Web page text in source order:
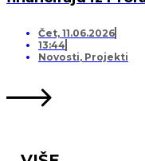
Čet, 11.06.2026
13:44
Novosti, Projekti